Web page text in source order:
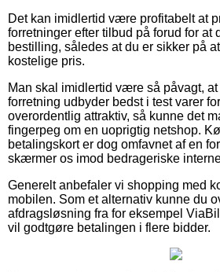
Det kan imidlertid være profitabelt at
forretninger efter tilbud på forud for at
bestilling, således at du er sikker på
kostelige pris.
Man skal imidlertid være så påvagt,
forretning udbyder bedst i test varer
overordentlig attraktiv, så kunne det
fingerpeg om en uoprigtig netshop.
betalingskort er dog omfavnet af en
skærmer os imod bedrageriske
Generelt anbefaler vi shopping med
mobilen. Som et alternativ kunne du
afdragsløsning fra for eksempel
vil godtgøre betalingen i flere bidder.